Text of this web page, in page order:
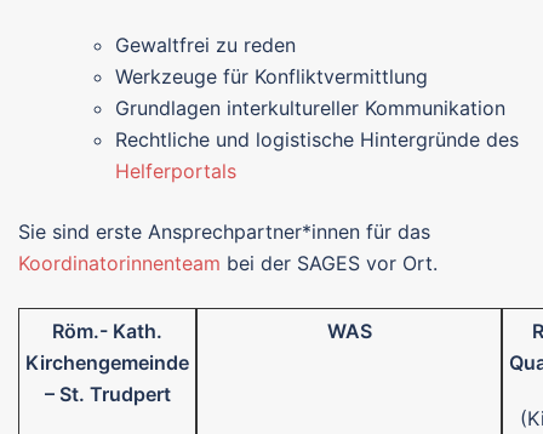
Gewaltfrei zu reden
Werkzeuge für Konfliktvermittlung
Grundlagen interkultureller Kommunikation
Rechtliche und logistische Hintergründe des
Helferportals
Sie sind erste Ansprechpartner*innen für das
Koordinatorinnenteam bei der SAGES vor Ort.
Röm.- Kath.
Kirchengemeinde
– St. Trudpert
WAS